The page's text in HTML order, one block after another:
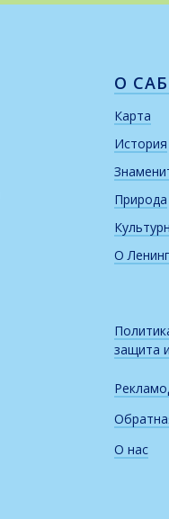
О
Карта
История
Природа
О
защита
О нас